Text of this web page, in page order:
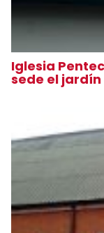
Iglesia
sede el jardín